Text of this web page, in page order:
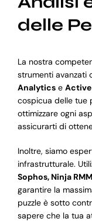
delle
La nostra
strumenti avanzati
Analyticse Active
cospicua delle tue
ottimizzare ogni
assicurarti di
Inoltre, siamo
infrastrutturale.
Sophos, Ninja RMM
garantire la
puzzle è sotto
sapere che la tua